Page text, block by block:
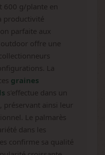
600 g/plante en
productivité
parfaite aux
offre une
La
graines
s'effectue dans un
ainsi leur
Le palmarès
dans les
confirme sa qualité